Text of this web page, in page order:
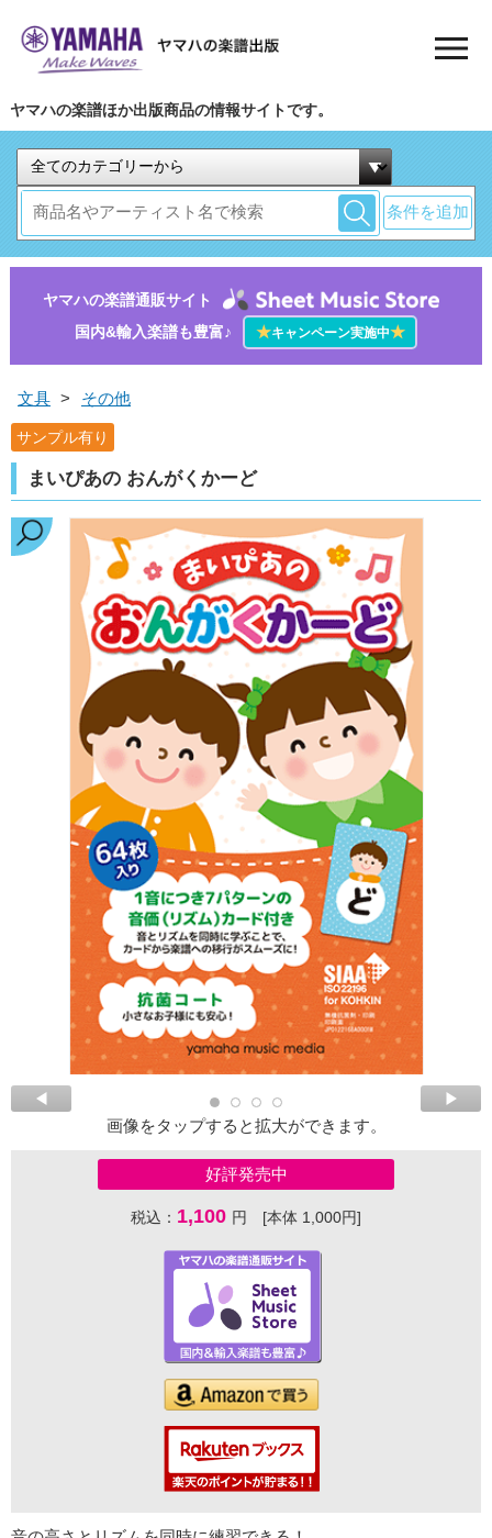
ヤマハの楽譜ほか出版商品の情報サイトです。
条件を追加
ヤマハの楽譜通販サイト
国内&輸入楽譜も豊富♪
★キャンペーン実施中★
文具 > その他
サンプル有り
まいぴあの おんがくかーど
画像をタップすると拡大ができます。
好評発売中
税込： 1,100 円 [本体 1,000円]